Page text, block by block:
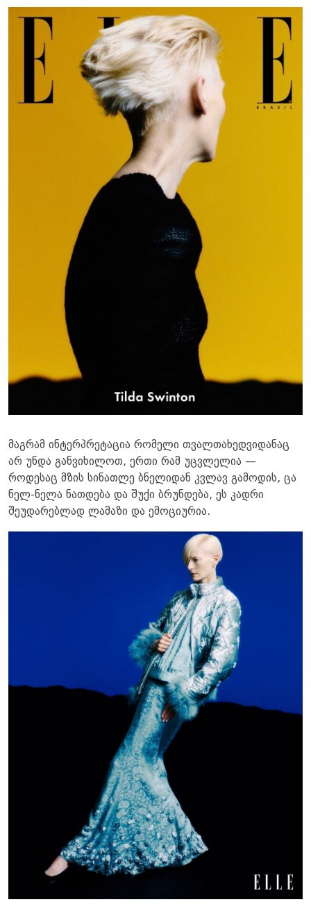
მაგრამ ინტერპრეტაცია რომელი თვალთახედვიდანაც
არ უნდა განვიხილოთ, ერთი რამ უცვლელია —
როდესაც მზის სინათლე ბნელიდან კვლავ გამოდის, ცა
ნელ-ნელა ნათდება და შუქი ბრუნდება, ეს კადრი
შეუდარებლად ლამაზი და ემოციურია.